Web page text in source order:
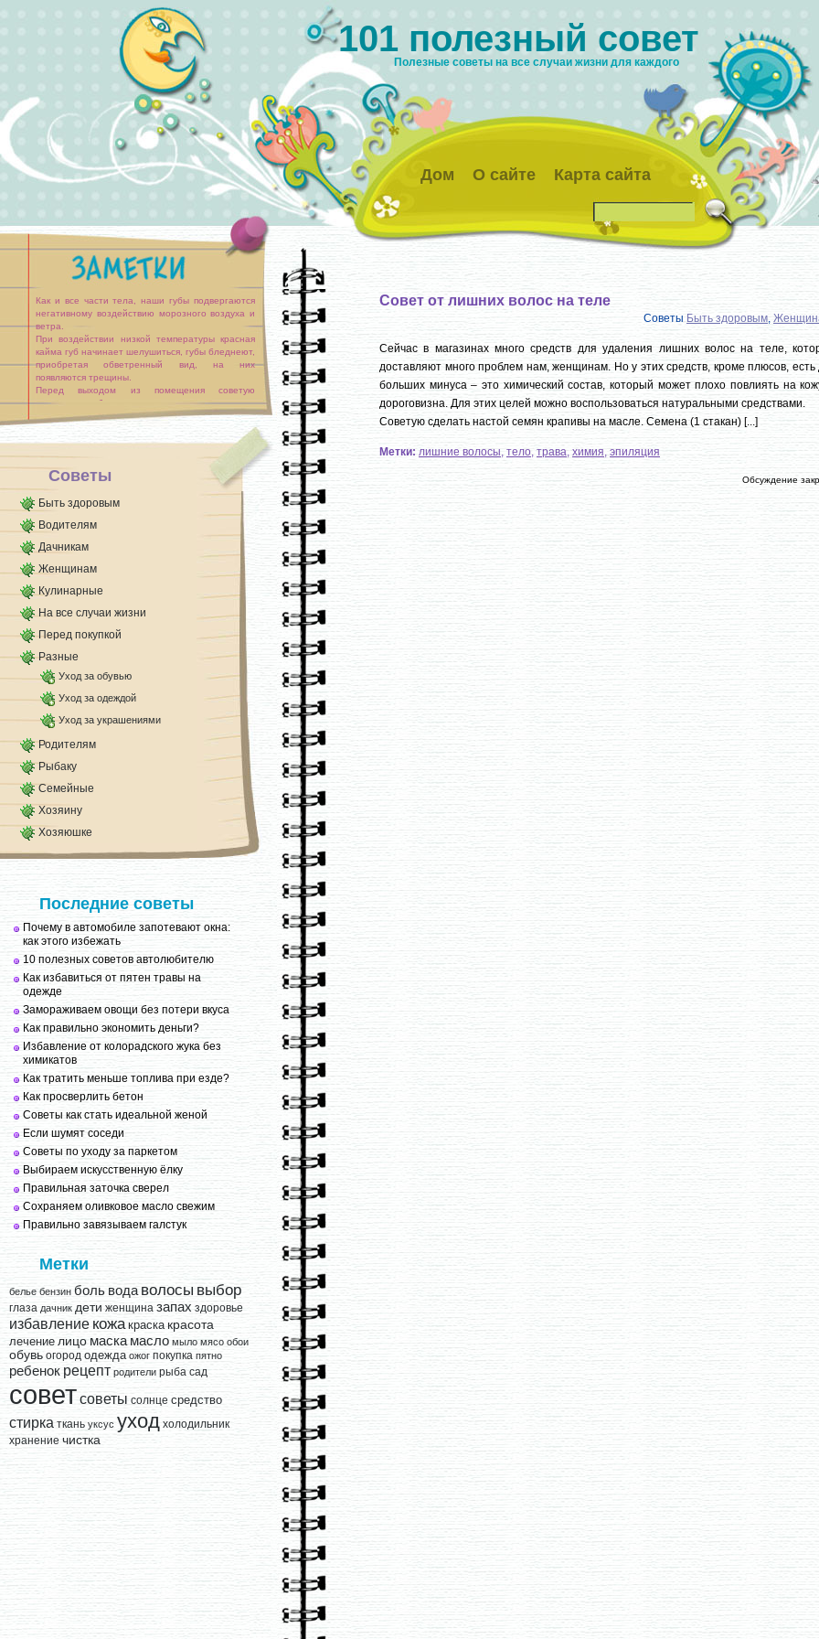
101 полезный совет
Полезные советы на все случаи жизни для каждого
Дом О сайте Карта сайта
Как и все части тела, наши губы подвергаются
негативному воздействию морозного воздуха и
ветра.
При воздействии низкой температуры красная
кайма губ начинает шелушиться, губы бледнеют,
приобретая обветренный вид, на них
появляются трещины.
Перед выходом из помещения советую
протереть губы лимонным соком и смазать
смесью гусиного жира и касторового масла в
равных частях. Можно перед выходом нанести
на [...]
Советы
Быть здоровым
Водителям
Дачникам
Женщинам
Кулинарные
На все случаи жизни
Перед покупкой
Разные
Уход за обувью
Уход за одеждой
Уход за украшениями
Родителям
Рыбаку
Семейные
Хозяину
Хозяюшке
Последние советы
Почему в автомобиле запотевают окна:
как этого избежать
10 полезных советов автолюбителю
Как избавиться от пятен травы на
одежде
Замораживаем овощи без потери вкуса
Как правильно экономить деньги?
Избавление от колорадского жука без
химикатов
Как тратить меньше топлива при езде?
Как просверлить бетон
Советы как стать идеальной женой
Если шумят соседи
Советы по уходу за паркетом
Выбираем искусственную ёлку
Правильная заточка сверел
Сохраняем оливковое масло свежим
Правильно завязываем галстук
Метки
белье бензин боль вода волосы выбор
глаза дачник дети женщина запах здоровье
избавление кожа краска красота
лечение лицо маска масло мыло мясо обои
обувь огород одежда ожог покупка пятно
ребенок рецепт родители рыба сад
советсоветы солнце средство
стирка ткань уксус уход холодильник
хранение чистка
Совет от лишних волос на теле
Советы Быть здоровым,
Сейчас в магазинах много средств для удаления лишних волос на теле,
доставляют много проблем нам, женщинам. Но у этих средств, кроме плюсов, есть
больших минуса – это химический состав, который может плохо повлиять на
дороговизна. Для этих целей можно воспользоваться натуральными средствами.
Советую сделать настой семян крапивы на масле. Семена (1 стакан) [...]
Метки: лишние волосы, тело, трава, химия, эпиляция
Обсуждение